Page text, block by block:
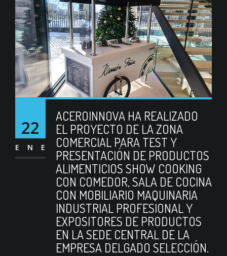
22
ENE
ACEROINNOVA HA REALIZADO
EL PROYECTO DE LA ZONA
COMERCIAL PARA TEST Y
PRESENTACIÓN DE PRODUCTOS
ALIMENTICIOS SHOW COOKING
CON COMEDOR, SALA DE COCINA
CON MOBILIARIO MAQUINARIA
INDUSTRIAL PROFESIONAL Y
EXPOSITORES DE PRODUCTOS
EN LA SEDE CENTRAL DE LA
EMPRESA DELGADO SELECCIÓN.